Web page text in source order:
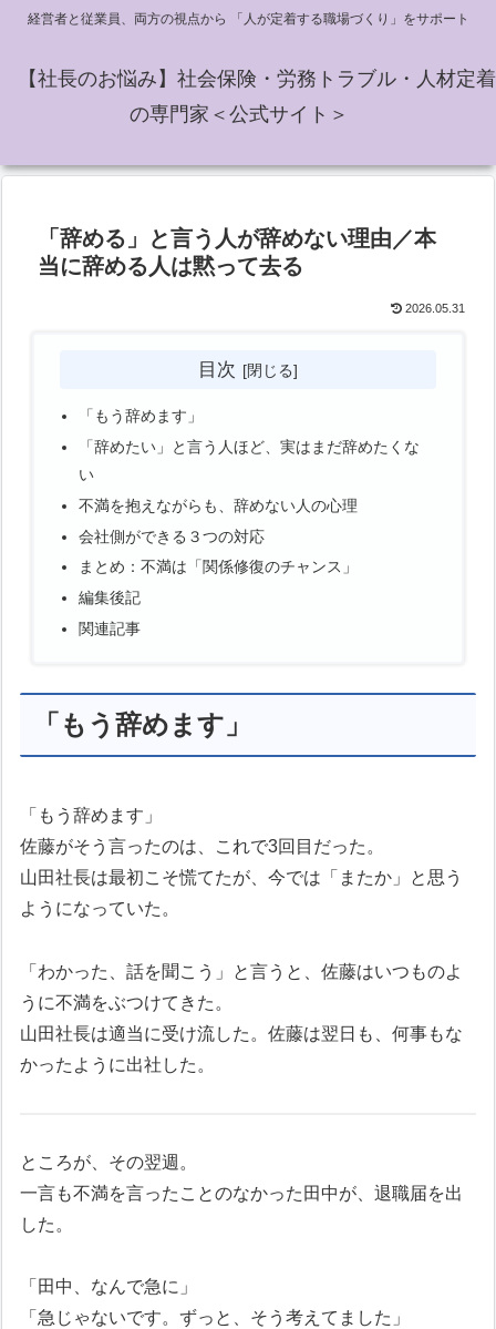
経営者と従業員、両方の視点から 「人が定着する職場づくり」をサポート
【社長のお悩み】社会保険・労務トラブル・人材定着
の専門家＜公式サイト＞
「辞める」と言う人が辞めない理由／本
当に辞める人は黙って去る
2026.05.31
目次
「もう辞めます」
「辞めたい」と言う人ほど、実はまだ辞めたくな
い
不満を抱えながらも、辞めない人の心理
会社側ができる３つの対応
まとめ：不満は「関係修復のチャンス」
編集後記
関連記事
「もう辞めます」
「もう辞めます」
佐藤がそう言ったのは、これで3回目だった。
山田社長は最初こそ慌てたが、今では「またか」と思う
ようになっていた。
「わかった、話を聞こう」と言うと、佐藤はいつものよ
うに不満をぶつけてきた。
山田社長は適当に受け流した。佐藤は翌日も、何事もな
かったように出社した。
ところが、その翌週。
一言も不満を言ったことのなかった田中が、退職届を出
した。
「田中、なんで急に」
「急じゃないです。ずっと、そう考えてました」